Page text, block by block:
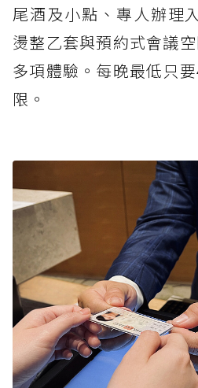
尾酒及小點、專人辦理
燙整乙套與預約式會議
多項體驗。每晚最低只
限。